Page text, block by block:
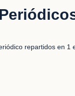
repartidos en